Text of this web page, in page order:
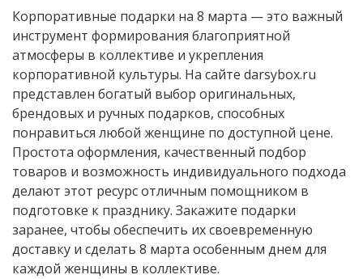
Корпоративные подарки на 8 марта — это важный
инструмент формирования благоприятной
атмосферы в коллективе и укрепления
корпоративной культуры. На сайте darsybox.ru
представлен богатый выбор оригинальных,
брендовых и ручных подарков, способных
понравиться любой женщине по доступной цене.
Простота оформления, качественный подбор
товаров и возможность индивидуального подхода
делают этот ресурс отличным помощником в
подготовке к празднику. Закажите подарки
заранее, чтобы обеспечить их своевременную
доставку и сделать 8 марта особенным днем для
каждой женщины в коллективе.